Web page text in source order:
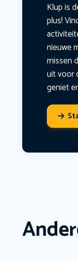
Klup is
plus!
nieuwe
missen
uit voor
geniet